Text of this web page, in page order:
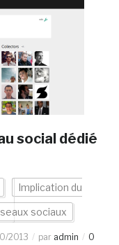
social dédié
Implication du
sociaux
2013 par admin
0